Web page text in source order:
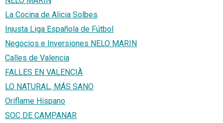
La Cocina de Alicia Solbes
Injusta Liga Española de Fútbol
Negocios e Inversiones NELO MARIN
Calles de Valencia
FALLES EN VALENCIÀ
LO NATURAL, MÁS SANO
Oriflame Hispano
SOC DE CAMPANAR